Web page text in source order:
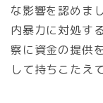
な影響を認めま
内暴力に対処す
察に資金の提供
して持ちこたえ